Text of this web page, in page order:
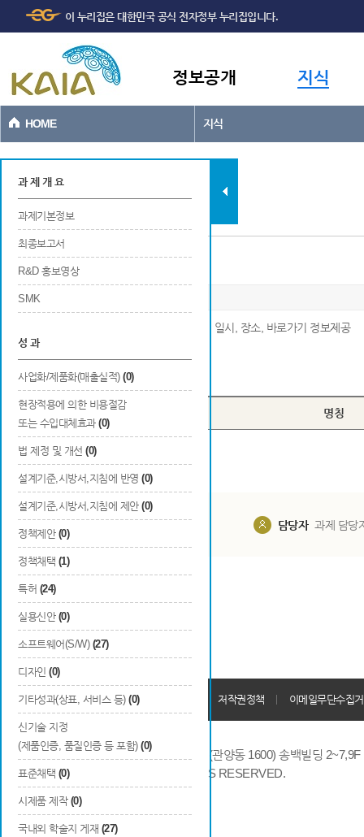
본문바로가기
이 누리집은 대한민국 공식 전자정부 누리집입니다.
정보공개 지식
HOME 지식
과제현황
과 제 개 요
과제기본정보
최종보고서
R&D 홍보영상
SMK
성 과
사업화/제품화(매출실적) (0)
현장적용에 의한 비용절감
또는 수입대체효과 (0)
법 제정 및 개선 (0)
설계기준,시방서,지침에 반영 (0)
설계기준,시방서,지침에 제안 (0)
정책제안 (0)
정책채택 (1)
특허 (24)
실용신안 (0)
소프트웨어(S/W) (27)
디자인 (0)
기타성과(상표, 서비스 등) (0)
신기술 지정
(제품인증, 품질인증 등 포함) (0)
표준채택 (0)
시제품 제작 (0)
국내외 학술지 게재 (27)
연구개발 관련 홍보
※ 연구개발 관련 홍보에 대한 번호, 구분, 명칭, 일시, 장소, 바로가기 정보제공
Total0건
번호 구분 명칭
담당자 과제 담당
개인정보처리방침 회원가입약관 저작권정책 이메일무단수집
14066 경기도 안양시 동안구 시민대로 286 (관양동 1600) 송백빌딩
COPYRIGHTS © 2014 KAIA, ALL RIGHTS RESERVED.